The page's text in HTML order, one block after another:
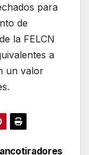
para
de
la FELCN
a
un valor